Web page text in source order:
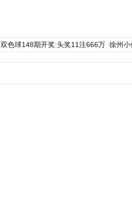
双色球148期开奖:头奖11注666万 徐州